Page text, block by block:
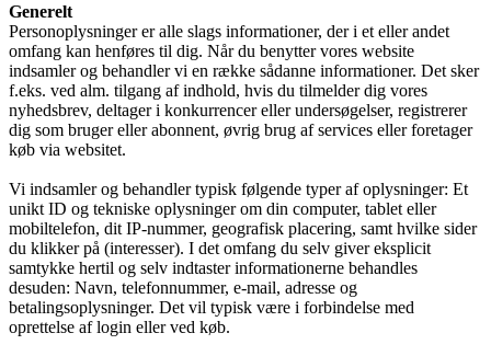
Generelt
Personoplysninger er alle slags informationer, der i et eller andet
omfang kan henføres til dig. Når du benytter vores website
indsamler og behandler vi en række sådanne informationer. Det sker
f.eks. ved alm. tilgang af indhold, hvis du tilmelder dig vores
nyhedsbrev, deltager i konkurrencer eller undersøgelser, registrerer
dig som bruger eller abonnent, øvrig brug af services eller foretager
køb via websitet.
Vi indsamler og behandler typisk følgende typer af oplysninger: Et
unikt ID og tekniske oplysninger om din computer, tablet eller
mobiltelefon, dit IP-nummer, geografisk placering, samt hvilke sider
du klikker på (interesser). I det omfang du selv giver eksplicit
samtykke hertil og selv indtaster informationerne behandles
desuden: Navn, telefonnummer, e-mail, adresse og
betalingsoplysninger. Det vil typisk være i forbindelse med
oprettelse af login eller ved køb.